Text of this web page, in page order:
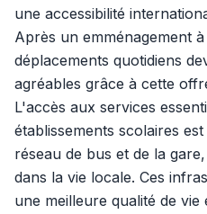
une accessibilité
Après un emménagement
déplacements quotidiens
agréables grâce à cette
L'accès aux services
établissements scolaires
réseau de bus et de la
dans la vie locale. Ces
une meilleure qualité de vie